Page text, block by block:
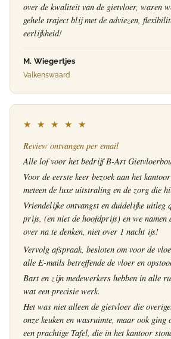
over de kwaliteit van de gietvloer, waren
gehele traject blij met de adviezen,
eerlijkheid!
M. Wiegertjes
Valkenswaard
★ ★ ★ ★ ★
Review ontvangen per email
Alle lof voor het bedrijf B-Art
Voor de eerste keer bezoek aan het
meteen de luxe uitstraling en de zorg die
Vriendelijke ontvangst en duidelijke uitleg
prijs, (en niet de hoofdprijs) en we namen
over na te denken, niet over 1 nacht ijs!
Vervolg afspraak, besloten om voor de
alle E-mails betreffende de vloer en
Bart en zijn medewerkers hebben in alle
wat een precisie werk.
Het was niet alleen de gietvloer die
onze keuken en wasruimte, maar ook ging
een prachtige Tafel, die in het kantoor